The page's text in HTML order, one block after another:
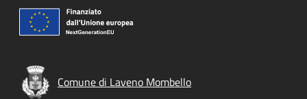
Comune di Laveno Mombello